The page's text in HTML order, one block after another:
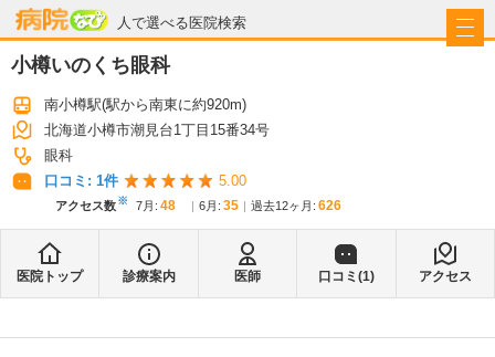
人で選べる医院検索
病院なび
小樽いのくち眼科
南小樽駅(駅から南東に約920m)
北海道小樽市潮見台1丁目15番34号
眼科
口コミ: 1件 5.00
アクセス数※ 7月 : 48 6月 : 35 過去12ヶ月: 626
医院トップ 診療案内 医師 口コミ(1) アクセス